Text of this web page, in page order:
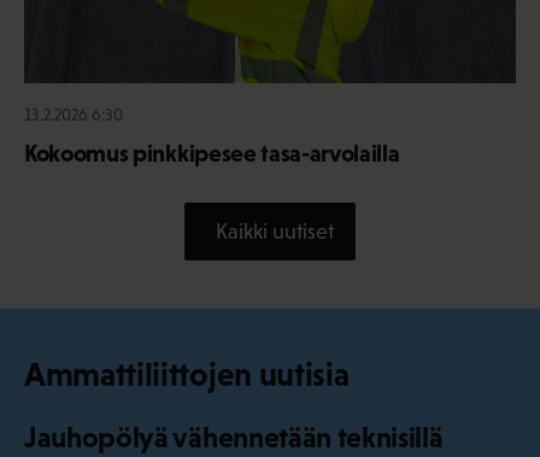
13.2.2026 6:30
Kokoomus pinkkipesee tasa-arvolailla
Kaikki uutiset
Ammattiliittojen uutisia
Jauhopölyä vähennetään teknisillä